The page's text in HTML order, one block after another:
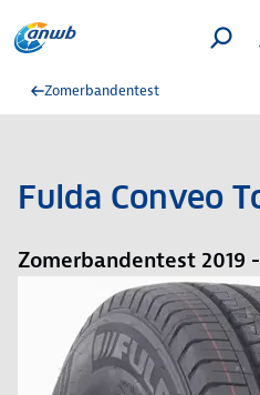
Zomerbandentest
Fulda Conveo
Zomerbandentest 2019 -